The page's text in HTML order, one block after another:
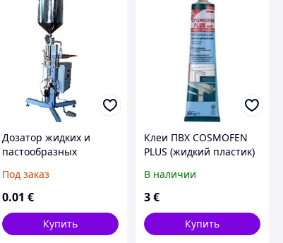
Дозатор жидких и
пастообразных
Под заказ
0.01 €
Купить
Клеи ПВХ COSMOFEN
PLUS (жидкий пластик)
В наличии
3€
Купить